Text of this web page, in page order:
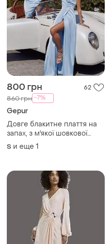
800 грн 62
860 грн -7%
Gepur
Довге блакитне плаття на
запах, з м'якої шовкової
тканини
S и еще 1